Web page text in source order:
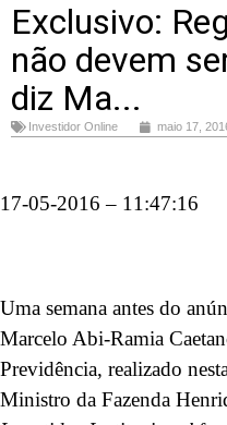
Exclusivo:
não devem
diz Ma...
Investidor Online maio 17,
17-05-2016 – 11:47:16
Uma semana antes do
Marcelo Abi-Ramia
Previdência, realizado
Ministro da Fazenda